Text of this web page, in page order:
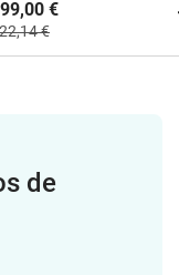
€
€
de